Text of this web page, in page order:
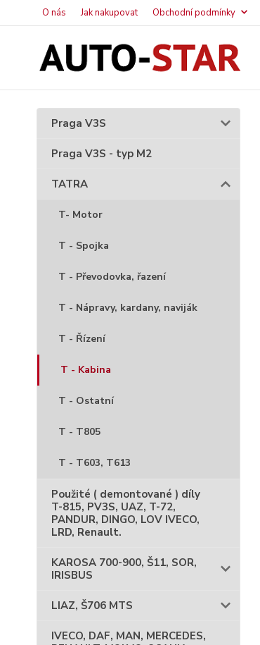
O nás Jak nakupovat Obchodní podmínky
Praga V3S
Praga V3S - typ M2
TATRA
T- Motor
T - Spojka
T - Převodovka, řazení
T - Nápravy, kardany, naviják
T - Řízení
T - Kabina
T - Ostatní
T - T805
T - T603, T613
Použité ( demontované ) díly
T-815, PV3S, UAZ, T-72,
PANDUR, DINGO, LOV IVECO,
LRD, Renault.
KAROSA 700-900, Š11, SOR,
IRISBUS
LIAZ, Š706 MTS
IVECO, DAF, MAN, MERCEDES,